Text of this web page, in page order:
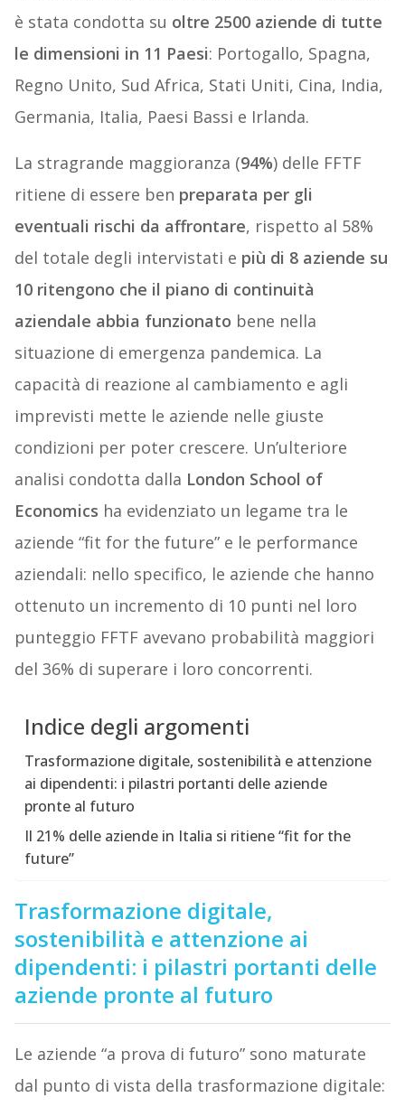
è stata condotta su oltre 2500 aziende di tutte
le dimensioni in 11 Paesi: Portogallo, Spagna,
Regno Unito, Sud Africa, Stati Uniti, Cina, India,
Germania, Italia, Paesi Bassi e Irlanda.
La stragrande maggioranza (94%) delle FFTF
ritiene di essere ben preparata per gli
eventuali rischi da affrontare, rispetto al 58%
del totale degli intervistati e più di 8 aziende su
10 ritengono che il piano di continuità
aziendale abbia funzionato bene nella
situazione di emergenza pandemica. La
capacità di reazione al cambiamento e agli
imprevisti mette le aziende nelle giuste
condizioni per poter crescere. Un’ulteriore
analisi condotta dalla London School of
Economics ha evidenziato un legame tra le
aziende “fit for the future” e le performance
aziendali: nello specifico, le aziende che hanno
ottenuto un incremento di 10 punti nel loro
punteggio FFTF avevano probabilità maggiori
del 36% di superare i loro concorrenti.
Indice degli argomenti
Trasformazione digitale, sostenibilità e attenzione
ai dipendenti: i pilastri portanti delle aziende
pronte al futuro
Il 21% delle aziende in Italia si ritiene “fit for the
future”
Trasformazione digitale,
sostenibilità e attenzione ai
dipendenti: i pilastri portanti delle
aziende pronte al futuro
Le aziende “a prova di futuro” sono maturate
dal punto di vista della trasformazione digitale: